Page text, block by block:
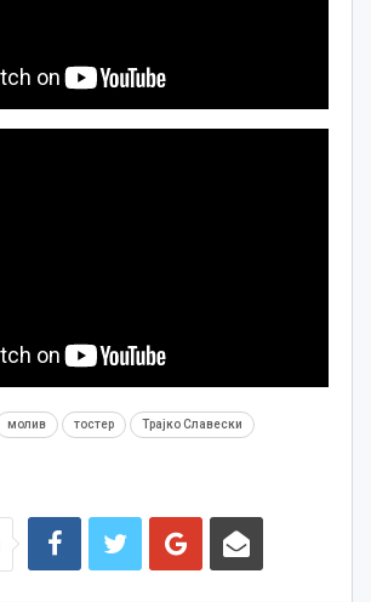
молив тостер Трајко Славески